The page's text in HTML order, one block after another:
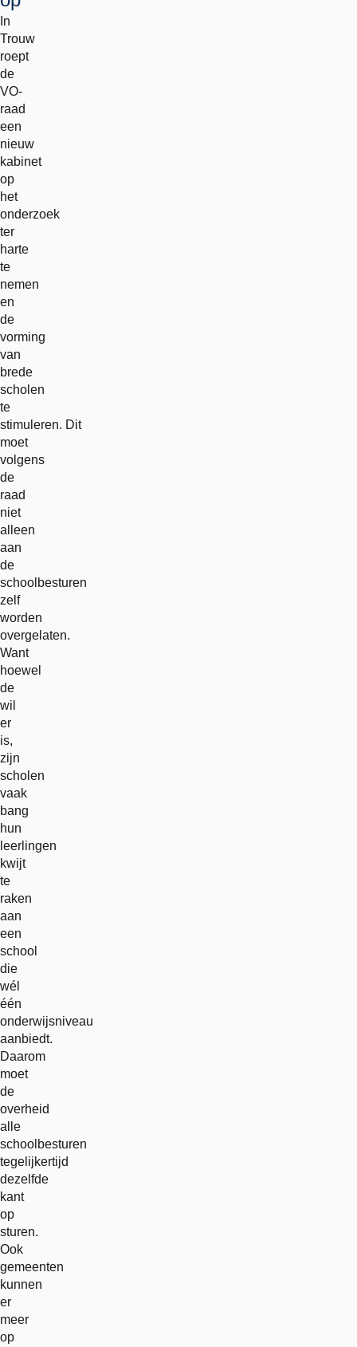
In
Trouw
roept
de
VO-
raad
een
nieuw
kabinet
op
het
onderzoek
ter
harte
te
nemen
en
de
vorming
van
brede
scholen
te
stimuleren. Dit
moet
volgens
de
raad
niet
alleen
aan
de
schoolbesturen
zelf
worden
overgelaten.
Want
hoewel
de
wil
er
is,
zijn
scholen
vaak
bang
hun
leerlingen
kwijt
te
raken
aan
een
school
die
wél
één
onderwijsniveau
aanbiedt.
Daarom
moet
de
overheid
alle
schoolbesturen
tegelijkertijd
dezelfde
kant
op
sturen.
Ook
gemeenten
kunnen
er
meer
op